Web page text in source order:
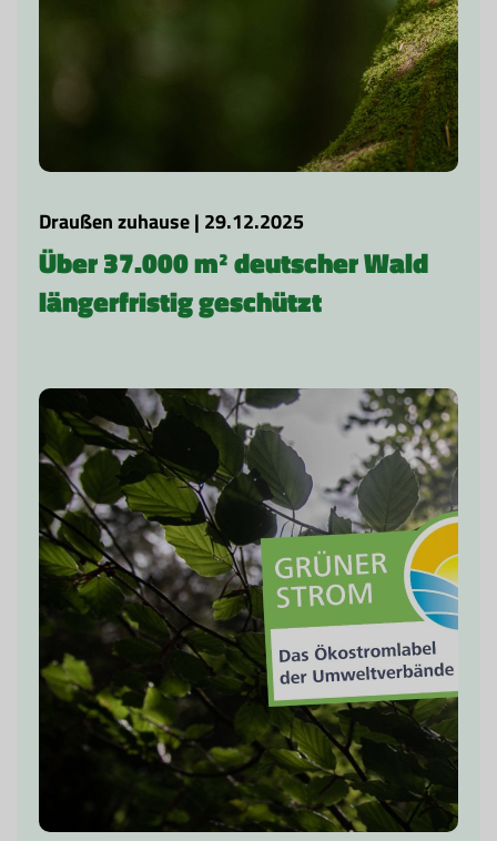
Draußen zuhause | 29.12.2025
Über 37.000 m² deutscher Wald
längerfristig geschützt